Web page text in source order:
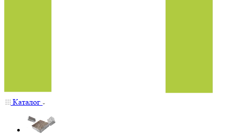
Каталог